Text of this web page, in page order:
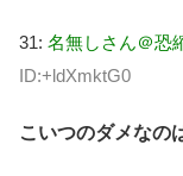
31: 名無しさん＠恐
ID:+ldXmktG0
こいつのダメなの